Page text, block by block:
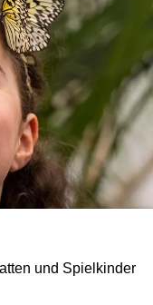
und Spielkinder